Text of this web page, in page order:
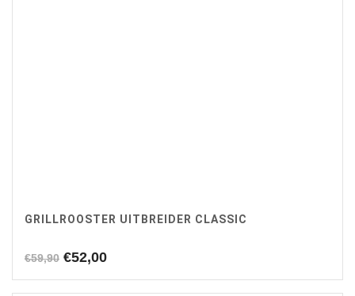
GRILLROOSTER UITBREIDER CLASSIC
€59,90 Oorspronkelijke
€52,00Huidige